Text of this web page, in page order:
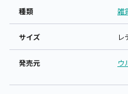
種類 雑
サイズ レ
発売元 ウ